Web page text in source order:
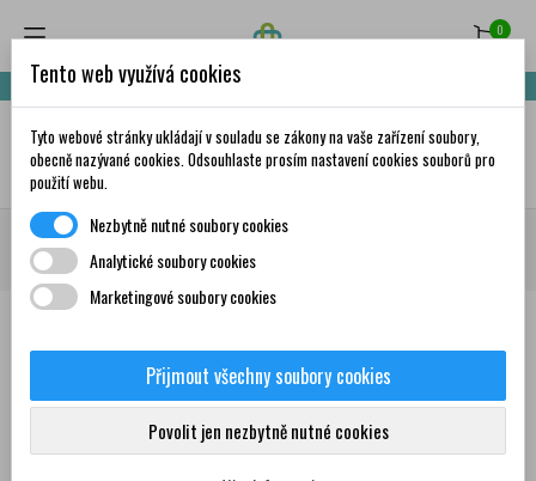
0
Nakupte za 999,- Kč a získáte dopravu zdarma!
✦AI
Domů Tipy, akce a slevy Lékárnička na cesty 🏖️
CLISODINE Kožní antiseptický roztok sprej 100 ml
Tento web využívá cookies
Tyto webové stránky ukládají v souladu se zákony na vaše zařízení soubory,
obecně nazývané cookies. Odsouhlaste prosím nastavení cookies souborů pro
použití webu.
Nezbytně nutné soubory cookies
Analytické soubory cookies
Marketingové soubory cookies
Přijmout všechny soubory cookies
Povolit jen nezbytně nutné cookies